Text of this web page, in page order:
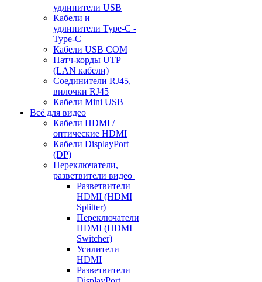
удлинители USB
Кабели и
удлинители Type-C -
Type-C
Кабели USB COM
Патч-корды UTP
(LAN кабели)
Соединители RJ45,
вилочки RJ45
Кабели Mini USB
Всё для видео
Кабели HDMI /
оптические HDMI
Кабели DisplayPort
(DP)
Переключатели,
разветвители видео
Разветвители
HDMI (HDMI
Splitter)
Переключатели
HDMI (HDMI
Switcher)
Усилители
HDMI
Разветвители